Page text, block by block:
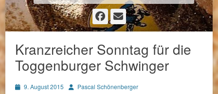
Facebook
E-
Mail
Kranzreicher Sonntag für die
Toggenburger Schwinger
Posted9. August 2015 AutorPascal Schönenberger